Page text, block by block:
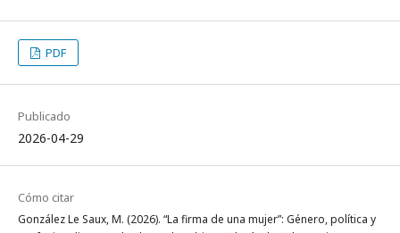
PDF
Publicado
2026-04-29
Cómo citar
González Le Saux, M. (2026). “La firma de una mujer”: Género, política y